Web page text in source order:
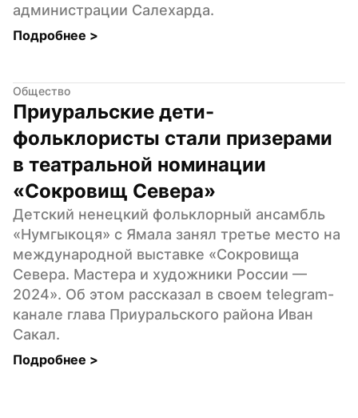
администрации Салехарда.
Подробнее >
Общество
Приуральские дети-
фольклористы стали призерами
в театральной номинации
«Сокровищ Севера»
Детский ненецкий фольклорный ансамбль
«Нумгыкоця» с Ямала занял третье место на
международной выставке «Сокровища
Севера. Мастера и художники России —
2024». Об этом рассказал в своем telegram-
канале глава Приуральского района Иван
Сакал.
Подробнее >